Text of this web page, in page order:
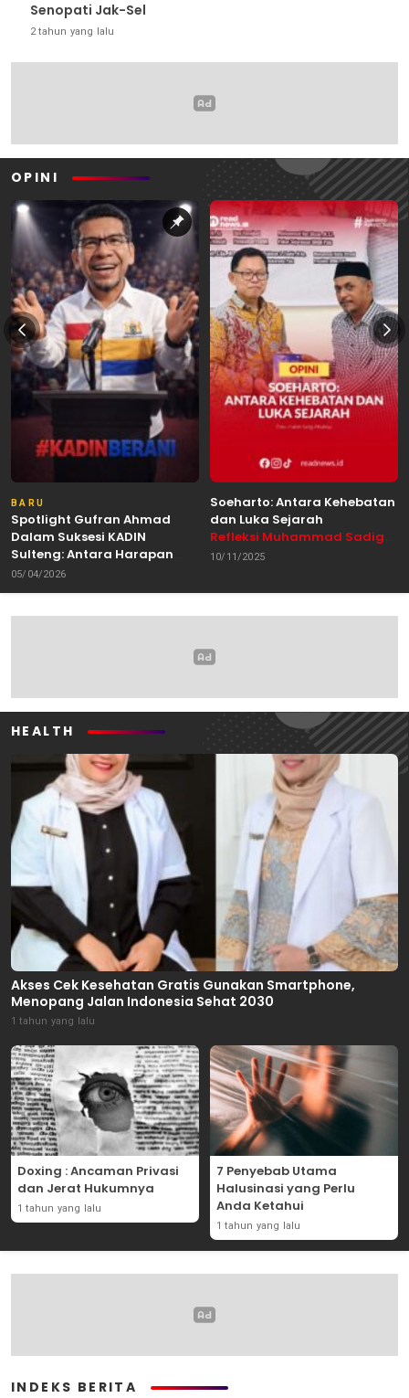
Senopati Jak-Sel
2 tahun yang lalu
OPINI
BARU
Spotlight Gufran Ahmad
Dalam Suksesi KADIN
Sulteng: Antara Harapan
dan Kebutuhan Perubahan
Oleh: Anshar Munir
05/04/2026
Soeharto: Antara Kehebatan
dan Luka Sejarah
Refleksi Muhammad Sadig
Alhabsyie, Akademisi UIN
Pemerhati Gerakan
10/11/2025
HEALTH
Akses Cek Kesehatan Gratis Gunakan Smartphone,
Menopang Jalan Indonesia Sehat 2030
1 tahun yang lalu
Doxing : Ancaman Privasi
dan Jerat Hukumnya
1 tahun yang lalu
7 Penyebab Utama
Halusinasi yang Perlu
Anda Ketahui
1 tahun yang lalu
INDEKS BERITA